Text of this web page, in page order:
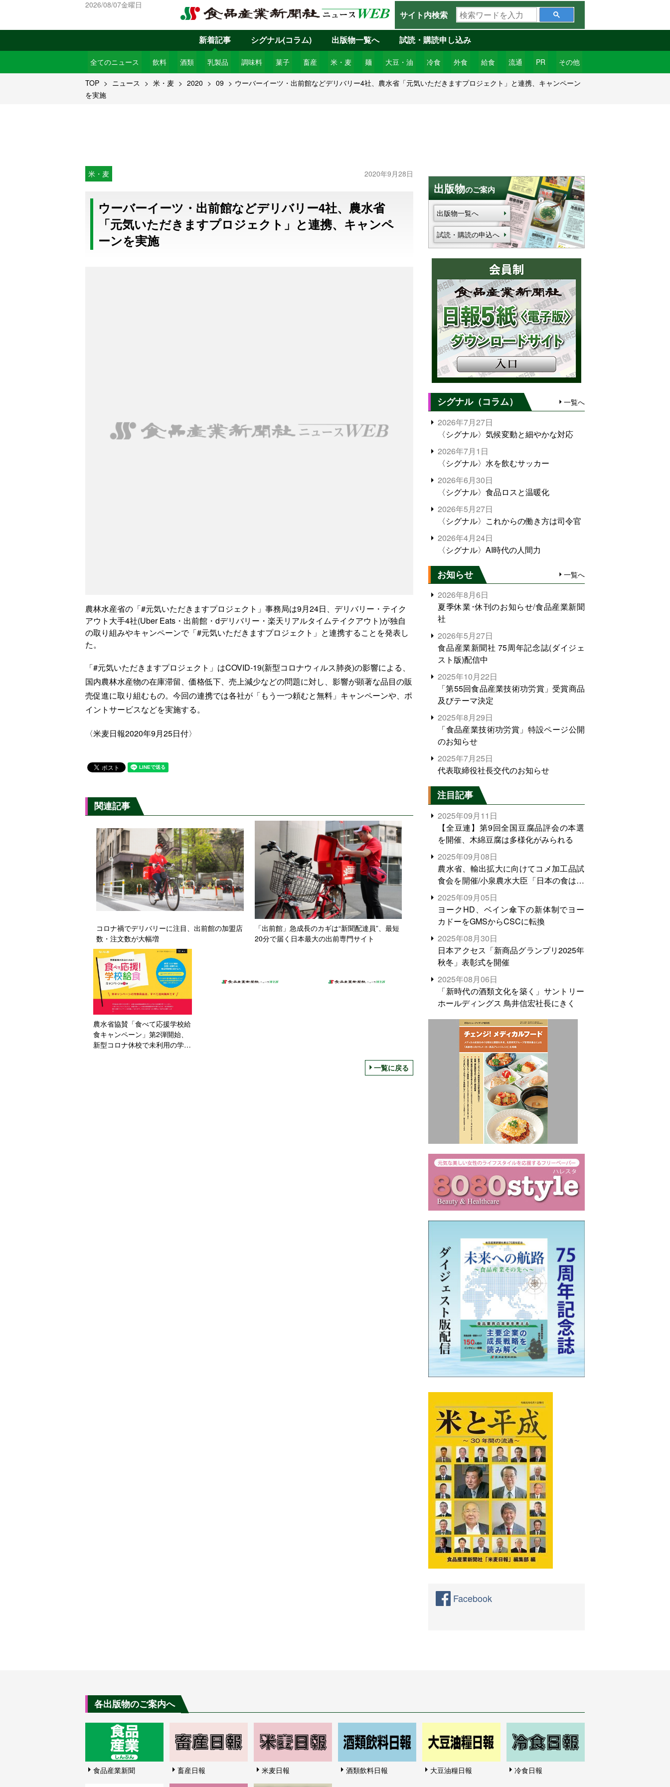
2026/08/07金曜日
サイト内検索
検
索
ワ
ー
ド
を
入
新着記事
全てのニュース 飲料 酒類 乳製品 調味料 菓子 畜産 米・麦 麺 大豆・油 冷食 外食 給食 流通 PR その他
シグナル(コラム) 出版物一覧へ 試読・購読申し込み
TOP ニュース 米・麦 2020 09
ウーバーイーツ・出前館などデリバリー4社、農水省「元気いただきますプロジェクト」と連携、キャンペーン
を実施
米・麦 2020年9月28日
ウーバーイーツ・出前館などデリバリー4社、農水省
「元気いただきますプロジェクト」と連携、キャンペ
ーンを実施
農林水産省の「#元気いただきますプロジェクト」事務局は9月24日、デリバリー・テイク
アウト大手4社(Uber Eats・出前館・dデリバリー・楽天リアルタイムテイクアウト)が独自
の取り組みやキャンペーンで「#元気いただきますプロジェクト」と連携することを発表し
た。
「#元気いただきますプロジェクト」はCOVID-19(新型コロナウィルス肺炎)の影響による、
国内農林水産物の在庫滞留、価格低下、売上減少などの問題に対し、影響が顕著な品目の販
売促進に取り組むもの。今回の連携では各社が「もう一つ頼むと無料」キャンペーンや、ポ
イントサービスなどを実施する。
〈米麦日報2020年9月25日付〉
関連記事
コロナ禍でデリバリーに注目、出前館の加盟店
数・注文数が大幅増
「出前館」急成長のカギは“新聞配達員”、最短
20分で届く日本最大の出前専門サイト
農水省協賛「食べて応援学校給
食キャンペーン」第2弾開始、
新型コロナ休校で未利用の学校
一覧に戻る
出版物のご案内
出版物一覧へ
試読・購読の申込へ
シグナル（コラム） 一覧へ
2026年7月27日
〈シグナル〉気候変動と細やかな対応
2026年7月1日
〈シグナル〉水を飲むサッカー
2026年6月30日
〈シグナル〉食品ロスと温暖化
2026年5月27日
〈シグナル〉これからの働き方は司令官
2026年4月24日
〈シグナル〉AI時代の人間力
お知らせ 一覧へ
2026年8月6日
夏季休業･休刊のお知らせ/食品産業新聞
社
2026年5月27日
食品産業新聞社 75周年記念誌(ダイジェ
スト版)配信中
2025年10月22日
「第55回食品産業技術功労賞」受賞商品
及びテーマ決定
2025年8月29日
「食品産業技術功労賞」特設ページ公開
のお知らせ
2025年7月25日
代表取締役社長交代のお知らせ
注目記事
2025年09月11日
【全豆連】第9回全国豆腐品評会の本選
を開催、木綿豆腐は多様化がみられる
2025年09月08日
農水省、輸出拡大に向けてコメ加工品試
食会を開催/小泉農水大臣「日本の食は世
界でトップをとれる。米増産に向けて、
米輸出需要の拡大を」
2025年09月05日
ヨークHD、ベイン傘下の新体制でヨー
カドーをGMSからCSCに転換
2025年08月30日
日本アクセス「新商品グランプリ2025年
秋冬」表彰式を開催
2025年08月06日
「新時代の酒類文化を築く」サントリー
ホールディングス 鳥井信宏社長にきく
Facebook
各出版物のご案内へ
食品産業新聞 畜産日報 米麦日報 酒類飲料日報 大豆油糧日報 冷食日報